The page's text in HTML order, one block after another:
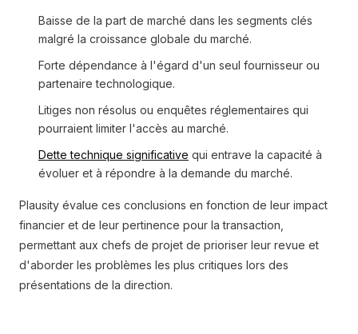
Baisse de la part de marché dans les segments clés
malgré la croissance globale du marché.
Forte dépendance à l'égard d'un seul fournisseur ou
partenaire technologique.
Litiges non résolus ou enquêtes réglementaires qui
pourraient limiter l'accès au marché.
Dette technique significative qui entrave la capacité à
évoluer et à répondre à la demande du marché.
Plausity évalue ces conclusions en fonction de leur impact
financier et de leur pertinence pour la transaction,
permettant aux chefs de projet de prioriser leur revue et
d'aborder les problèmes les plus critiques lors des
présentations de la direction.